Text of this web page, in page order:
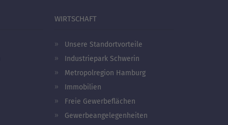
WIRTSCHAFT
Unsere Standortvorteile
Industriepark Schwerin
Metropolregion Hamburg
Immobilien
Freie Gewerbeflächen
Gewerbeangelegenheiten